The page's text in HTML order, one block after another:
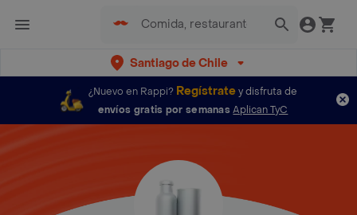
Santiago de Chile
¿Nuevo en Rappi? Regístratey disfruta de
envíos gratis por semanas Aplican TyC